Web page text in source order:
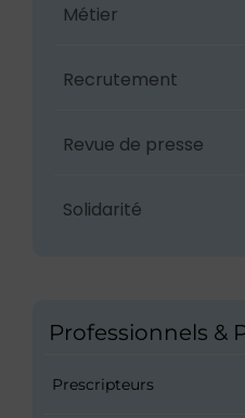
Métier
Recrutement
Revue de presse
Solidarité
Professionnels &
Prescripteurs